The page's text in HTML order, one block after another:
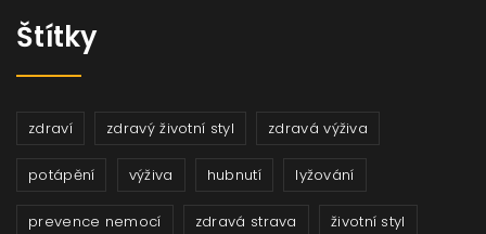
Štítky
zdraví zdravý životní styl zdravá výživa
potápění výživa hubnutí lyžování
prevence nemocí zdravá strava životní styl